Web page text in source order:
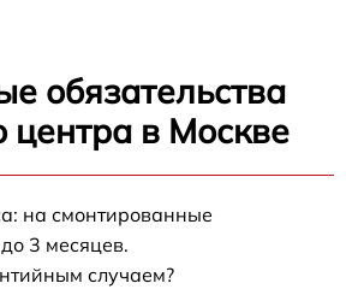
обязательства
центра в Москве
на смонтированные
3 месяцев.
случаем?